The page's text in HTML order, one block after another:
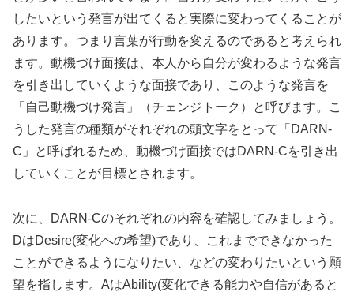
したいという発言が出てくると実際に変わってくることが
あります。つまり言葉が行動を変えるのであると考えられ
ます。動機づけ面接は、本人から自分が変わるような発言
を引き出していくような面接であり、このような発言を
「自己動機づけ発言」（チェンジトーク）と呼びます。こ
うした発言の種類がそれぞれの頭文字をとって「DARN-
C」と呼ばれるため、動機づけ面接ではDARN-Cを引き出
していくことが目標とされます。
次に、DARN-Cのそれぞれの内容を確認してみましょう。
DはDesire(変化への希望)であり、これまでできなかった
ことができるようになりたい、などの変わりたいという願
望を指します。AはAbility(変化できる能力や自信があると